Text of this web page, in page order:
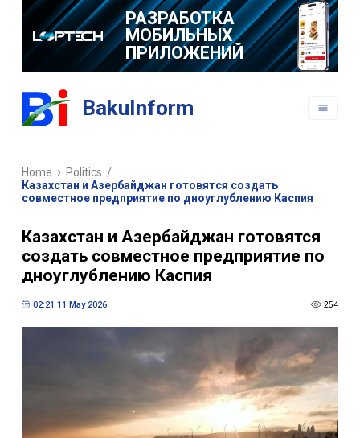
РАЗРАБОТКА
МОБИЛЬНЫХ
ПРИЛОЖЕНИЙ
BakuInform
Home Politics /
Казахстан и Азербайджан готовятся создать
совместное предприятие по дноуглублению Каспия
Казахстан и Азербайджан готовятся
создать совместное предприятие по
дноуглублению Каспия
02:21 11 May 2026 254